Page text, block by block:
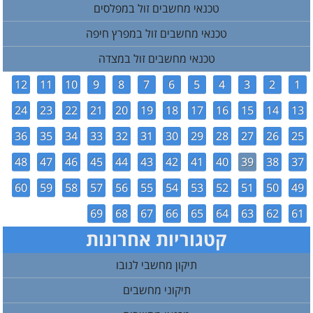
טכנאי מחשבים זול במפלסים
טכנאי מחשבים זול במפרץ חיפה
טכנאי מחשבים זול במצדה
1
2
3
4
5
6
7
8
9
10
11
12
13
14
15
16
17
18
19
20
21
22
23
24
25
26
27
28
29
30
31
32
33
34
35
36
37
38
39
40
41
42
43
44
45
46
47
48
49
50
51
52
53
54
55
56
57
58
59
60
61
62
63
64
65
66
67
68
69
קטגוריות אחרונות
תיקון מחשבי לנובו
תיקוני מחשבים